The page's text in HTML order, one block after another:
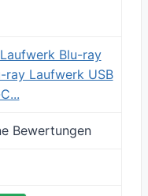
Blu-ray
ray Laufwerk USB
Bewertungen